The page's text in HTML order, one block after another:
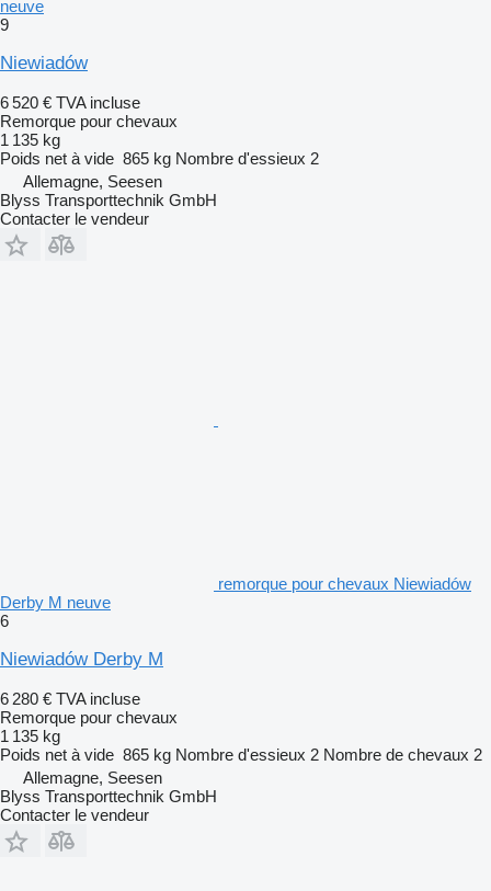
neuve
9
Niewiadów
6 520 € TVA incluse
Remorque pour chevaux
1 135 kg
Poids net à vide 865 kg Nombre d'essieux 2
Allemagne, Seesen
Blyss Transporttechnik GmbH
Contacter le vendeur
remorque pour chevaux Niewiadów
Derby M neuve
6
Niewiadów Derby M
6 280 € TVA incluse
Remorque pour chevaux
1 135 kg
Poids net à vide 865 kg Nombre d'essieux 2 Nombre de chevaux 2
Allemagne, Seesen
Blyss Transporttechnik GmbH
Contacter le vendeur